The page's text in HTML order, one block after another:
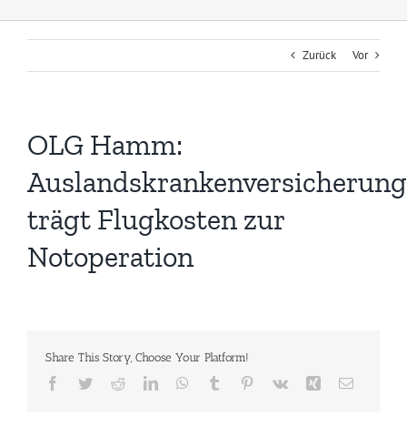
Zurück Vor
OLG Hamm:
Auslandskrankenversicherung
trägt Flugkosten zur
Notoperation
Share This Story, Choose Your Platform!
Facebook
TwitterRedditLinkedInWhatsApp
Tumblr Pinterest
Vk Xing E-